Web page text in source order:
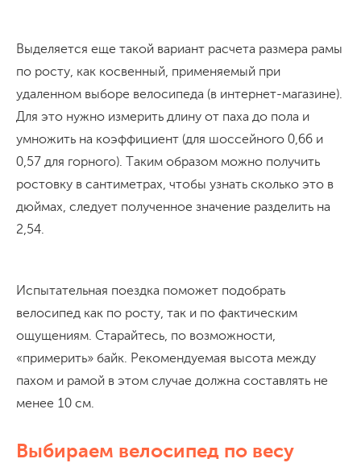
Выделяется еще такой вариант расчета размера рамы
по росту, как косвенный, применяемый при
удаленном выборе велосипеда (в интернет-магазине).
Для это нужно измерить длину от паха до пола и
умножить на коэффициент (для шоссейного 0,66 и
0,57 для горного). Таким образом можно получить
ростовку в сантиметрах, чтобы узнать сколько это в
дюймах, следует полученное значение разделить на
2,54.
Испытательная поездка поможет подобрать
велосипед как по росту, так и по фактическим
ощущениям. Старайтесь, по возможности,
«примерить» байк. Рекомендуемая высота между
пахом и рамой в этом случае должна составлять не
менее 10 см.
Выбираем велосипед по весу